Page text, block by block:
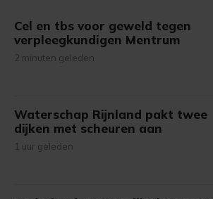
Cel en tbs voor geweld tegen
verpleegkundigen Mentrum
2 minuten geleden
Waterschap Rijnland pakt twee
dijken met scheuren aan
1 uur geleden